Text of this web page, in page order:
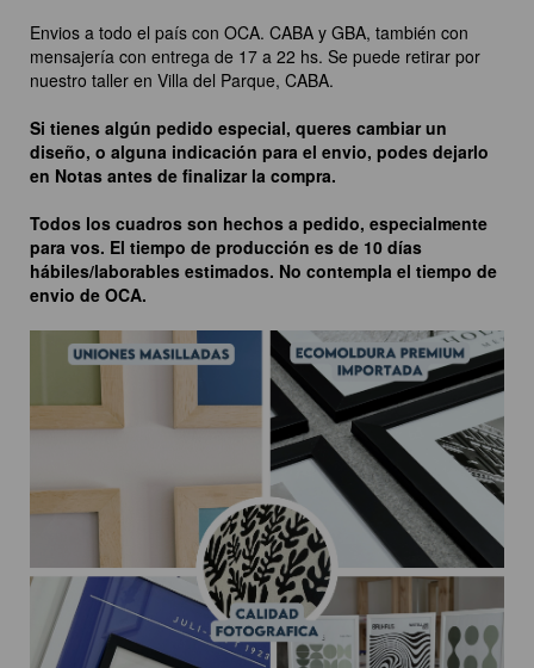
Envios a todo el país con OCA. CABA y GBA, también con
mensajería con entrega de 17 a 22 hs. Se puede retirar por
nuestro taller en Villa del Parque, CABA.
Si tienes algún pedido especial, queres cambiar un
diseño, o alguna indicación para el envio, podes dejarlo
en Notas antes de finalizar la compra.
Todos los cuadros son hechos a pedido, especialmente
para vos. El tiempo de producción es de 10 días
hábiles/laborables estimados. No contempla el tiempo de
envio de OCA.